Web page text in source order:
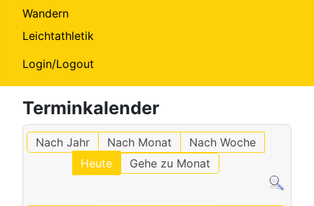
Wandern
Leichtathletik
Login/Logout
Terminkalender
Nach Jahr Nach Monat
Nach Woche
Heute
Gehe zu Monat